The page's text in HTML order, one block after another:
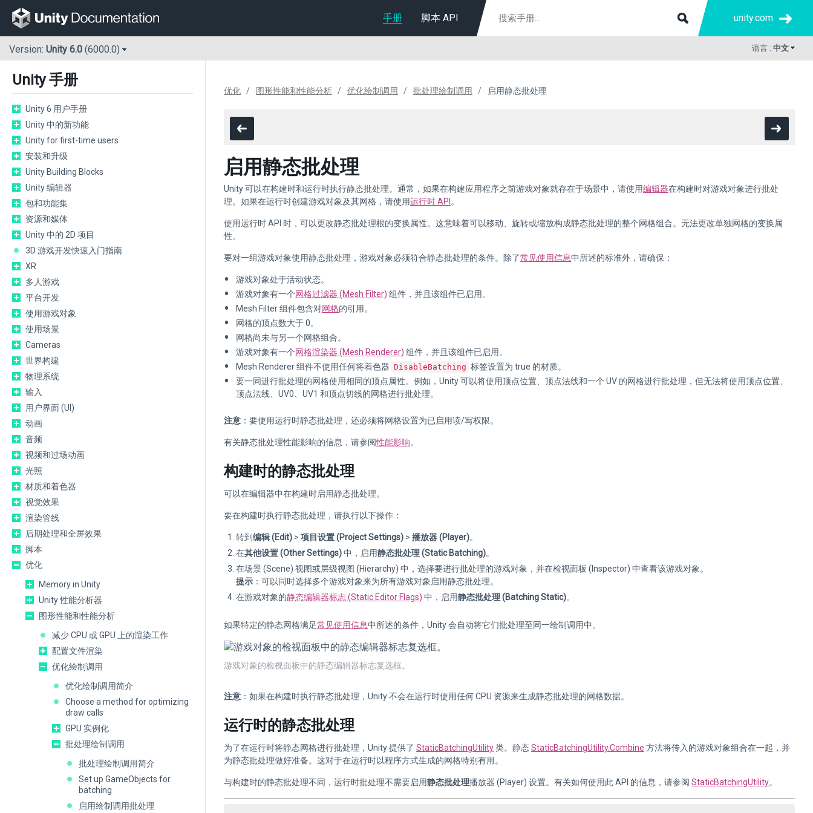
手册 脚本 API unity.com
Version: Unity 6.0 (6000.0) 语言 : 中文
Unity 手册
Unity 6 用户手册
Unity 中的新功能
Unity for first-time users
安装和升级
Unity Building Blocks
Unity 编辑器
包和功能集
资源和媒体
Unity 中的 2D 项目
3D 游戏开发快速入门指南
XR
多人游戏
平台开发
使用游戏对象
使用场景
Cameras
世界构建
物理系统
输入
用户界面 (UI)
动画
音频
视频和过场动画
光照
材质和着色器
视觉效果
渲染管线
后期处理和全屏效果
脚本
优化
Memory in Unity
Unity 性能分析器
图形性能和性能分析
减少 CPU 或 GPU 上的渲染工作
配置文件渲染
优化绘制调用
优化绘制调用简介
Choose a method for optimizing
draw calls
GPU 实例化
批处理绘制调用
批处理绘制调用简介
Set up GameObjects for
batching
启用绘制调用批处理
优化 图形性能和性能分析 优化绘制调用 批处理绘制调用 启用静态批处理
启用静态批处理
Unity 可以在构建时和运行时执行静态批处理。通常，如果在构建应用程序之前游戏对象就存在于场景中，请使用编辑器在构建时对游戏对象进行批处
理。如果在运行时创建游戏对象及其网格，请使用运行时 API 。
使用运行时 API 时，可以更改静态批处理根的变换属性。这意味着可以移动、旋转或缩放构成静态批处理的整个网格组合。无法更改单独网格的变换属
性。
要对一组游戏对象使用静态批处理，游戏对象必须符合静态批处理的条件。除了常见使用信息中所述的标准外，请确保：
游戏对象处于活动状态。
游戏对象有一个网格过滤器 (Mesh Filter) 组件，并且该组件已启用。
Mesh Filter 组件包含对网格的引用。
网格的顶点数大于 0。
网格尚未与另一个网格组合。
游戏对象有一个网格渲染器 (Mesh Renderer) 组件，并且该组件已启用。
Mesh Renderer 组件不使用任何将着色器 DisableBatching 标签设置为 true 的材质。
要一同进行批处理的网格使用相同的顶点属性。例如，Unity 可以将使用顶点位置、顶点法线和一个 UV 的网格进行批处理，但无法将使用顶点位置、
顶点法线、UV0、UV1 和顶点切线的网格进行批处理。
注意 ：要使用运行时静态批处理，还必须将网格设置为已启用读/写权限。
有关静态批处理性能影响的信息，请参阅性能影响。
构建时的静态批处理
可以在编辑器中在构建时启用静态批处理。
要在构建时执行静态批处理，请执行以下操作：
转到编辑 (Edit) > 项目设置 (Project Settings) > 播放器 (Player)。
在其他设置 (Other Settings)中，启用静态批处理 (Static Batching)。
在场景 (Scene) 视图或层级视图 (Hierarchy) 中，选择要进行批处理的游戏对象，并在检视面板 (Inspector) 中查看该游戏对象。
提示 ：可以同时选择多个游戏对象来为所有游戏对象启用静态批处理。
在游戏对象的静态编辑器标志 (Static Editor Flags) 中，启用静态批处理 (Batching Static)。
如果特定的静态网格满足常见使用信息中所述的条件，Unity 会自动将它们批处理至同一绘制调用中。
游戏对象的检视面板中的静态编辑器标志复选框。
注意 ：如果在构建时执行静态批处理，Unity 不会在运行时使用任何 CPU 资源来生成静态批处理的网格数据。
运行时的静态批处理
为了在运行时将静态网格进行批处理，Unity 提供了 StaticBatchingUtility类。静态StaticBatchingUtility.Combine 方法将传入的游戏对象组合在一起，并
为静态批处理做好准备。这对于在运行时以程序方式生成的网格特别有用。
与构建时的静态批处理不同，运行时批处理不需要启用静态批处理播放器 (Player) 设置。有关如何使用此 API 的信息，请参阅 StaticBatchingUtility。